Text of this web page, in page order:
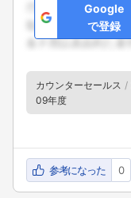
Google
で登録
カウンターセールス
09年度
参考になった 0